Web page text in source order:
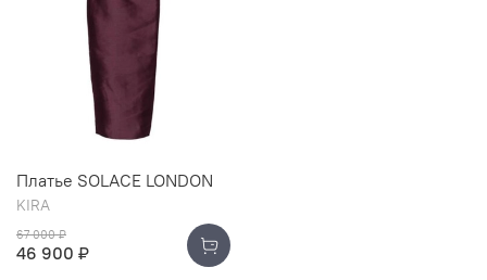
Платье SOLACE LONDON
KIRA
67 000 ₽
46 900 ₽